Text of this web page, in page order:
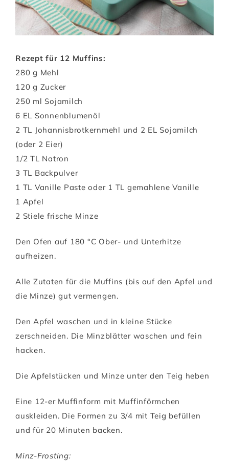
Rezept für 12 Muffins:
280 g Mehl
120 g Zucker
250 ml Sojamilch
6 EL Sonnenblumenöl
2 TL Johannisbrotkernmehl und 2 EL Sojamilch
(oder 2 Eier)
1/2 TL Natron
3 TL Backpulver
1 TL Vanille Paste oder 1 TL gemahlene Vanille
1 Apfel
2 Stiele frische Minze
Den Ofen auf 180 °C Ober- und Unterhitze
aufheizen.
Alle Zutaten für die Muffins (bis auf den Apfel und
die Minze) gut vermengen.
Den Apfel waschen und in kleine Stücke
zerschneiden. Die Minzblätter waschen und fein
hacken.
Die Apfelstücken und Minze unter den Teig heben
Eine 12-er Muffinform mit Muffinförmchen
auskleiden. Die Formen zu 3/4 mit Teig befüllen
und für 20 Minuten backen.
Minz-Frosting: